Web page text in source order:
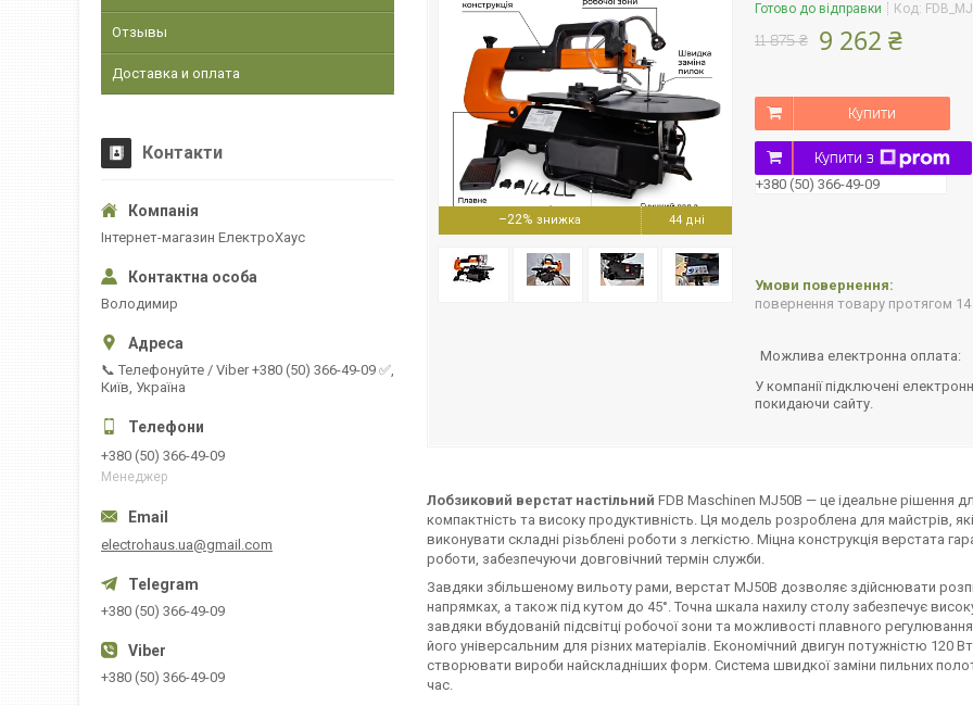
–22% 44 дні
Готово до відправки Код:
11 875 ₴ 9 262 ₴
Купити
Купити з
+380 (50) 366-49-09
повернення товару протягом 14
У компанії підключені
покидаючи сайту.
Лобзиковий верстат настільний FDB Maschinen MJ50B — це ідеальне рішення
компактність та високу продуктивність. Ця модель розроблена для майстрів,
виконувати складні різьблені роботи з легкістю. Міцна конструкція верстата
роботи, забезпечуючи довговічний термін служби.
Завдяки збільшеному вильоту рами, верстат MJ50B дозволяє здійснювати
напрямках, а також під кутом до 45°. Точна шкала нахилу столу забезпечує
завдяки вбудованій підсвітці робочої зони та можливості плавного
його універсальним для різних матеріалів. Економічний двигун потужністю
створювати вироби найскладніших форм. Система швидкої заміни пильних
час.
Отзывы
Доставка и оплата
Контакти
Інтернет-магазин ЕлектроХаус
Володимир
📞 Телефонуйте / Viber +380 (50) 366-49-09 ✅,
Київ, Україна
+380 (50) 366-49-09
Менеджер
electrohaus.ua@gmail.com
+380 (50) 366-49-09
+380 (50) 366-49-09